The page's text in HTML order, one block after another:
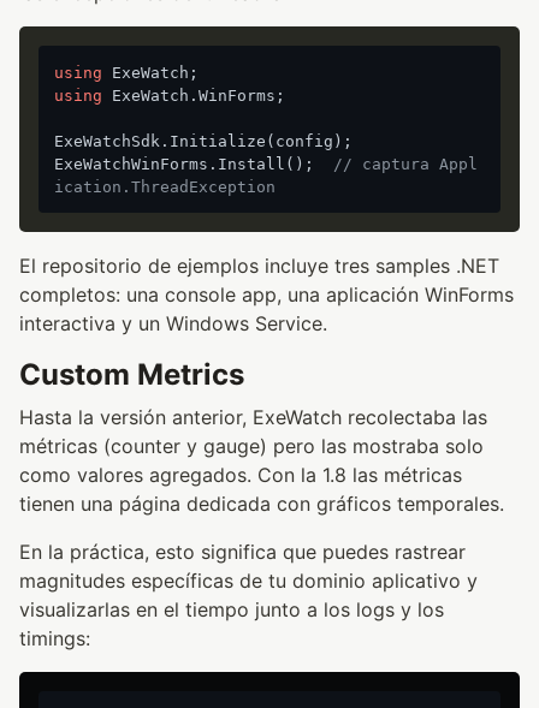
using
using ExeWatch.WinForms;
ExeWatchSdk.Initialize(config);
ExeWatchWinForms.Install();
// captura Appl
ication.ThreadException
El repositorio de ejemplos incluye tres samples .NET
completos: una console app, una aplicación WinForms
interactiva y un Windows Service.
Custom Metrics
Hasta la versión anterior, ExeWatch recolectaba las
métricas (counter y gauge) pero las mostraba solo
como valores agregados. Con la 1.8 las métricas
tienen una página dedicada con gráficos temporales.
En la práctica, esto significa que puedes rastrear
magnitudes específicas de tu dominio aplicativo y
visualizarlas en el tiempo junto a los logs y los
timings: